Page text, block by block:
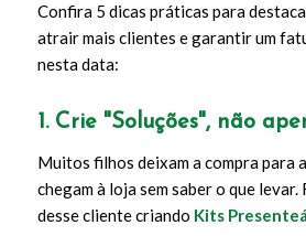
Confira 5 dicas práticas para
atrair mais clientes e garantir um
nesta data:
1. Crie "Soluções", não
Muitos filhos deixam a compra para
chegam à loja sem saber o que
desse cliente criando Kits